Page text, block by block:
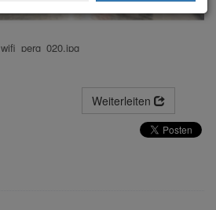
wifi_perg_020.jpg
Weiterleiten